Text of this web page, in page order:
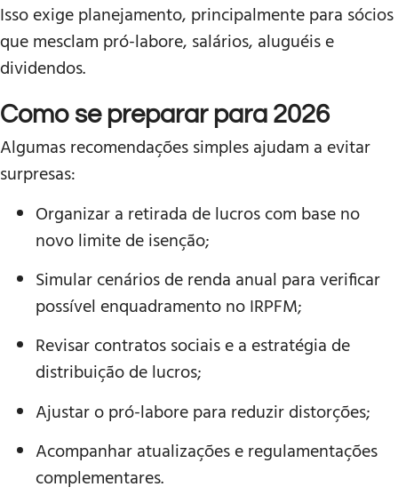
Isso exige planejamento, principalmente para sócios
que mesclam pró-labore, salários, aluguéis e
dividendos.
Como se preparar para 2026
Algumas recomendações simples ajudam a evitar
surpresas:
Organizar a retirada de lucros com base no
novo limite de isenção;
Simular cenários de renda anual para verificar
possível enquadramento no IRPFM;
Revisar contratos sociais e a estratégia de
distribuição de lucros;
Ajustar o pró-labore para reduzir distorções;
Acompanhar atualizações e regulamentações
complementares.